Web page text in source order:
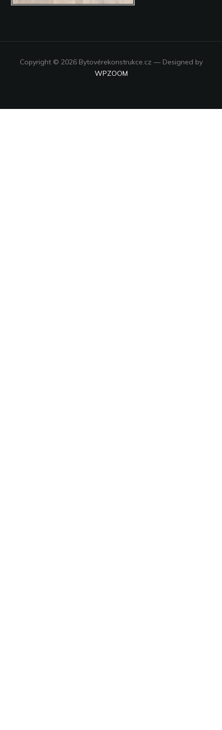
Copyright © 2026 Bytovérekonstrukce.cz — Designed by
WPZOOM